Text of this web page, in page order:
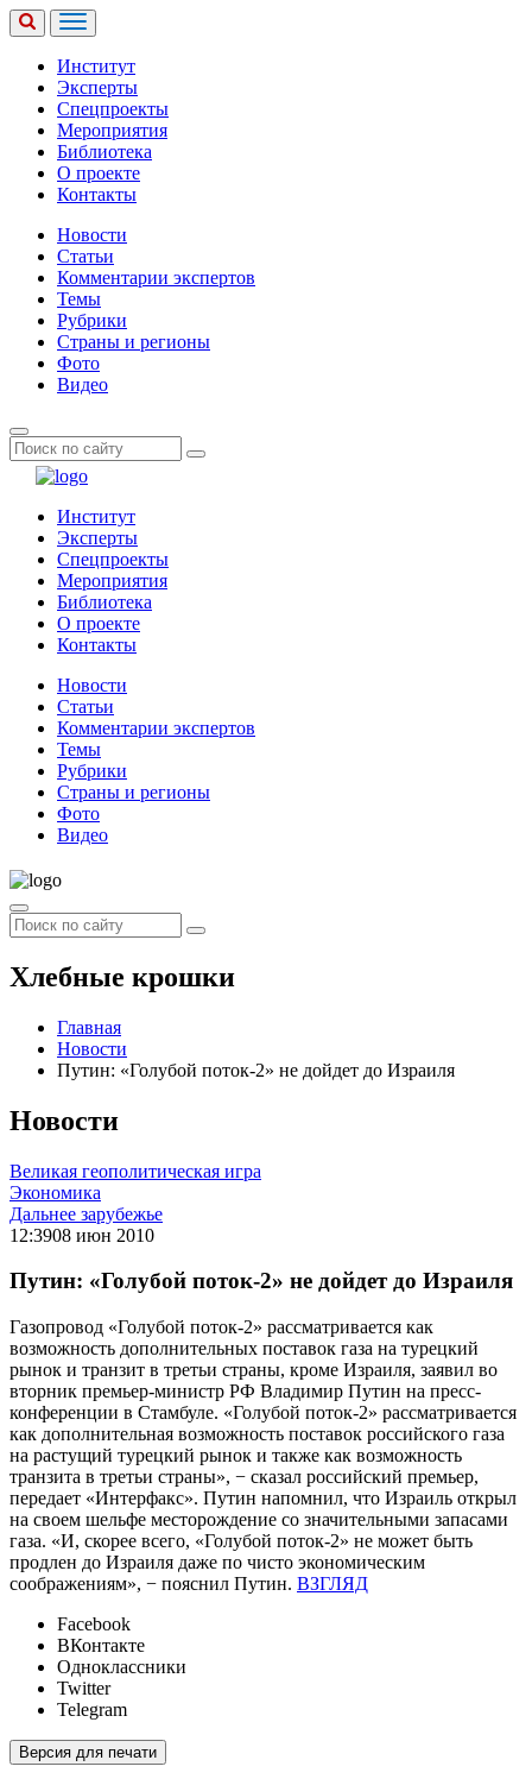
Институт
Эксперты
Спецпроекты
Мероприятия
Библиотека
О проекте
Контакты
Новости
Статьи
Комментарии экспертов
Темы
Рубрики
Страны и регионы
Фото
Видео
Институт
Эксперты
Спецпроекты
Мероприятия
Библиотека
О проекте
Контакты
Новости
Статьи
Комментарии экспертов
Темы
Рубрики
Страны и регионы
Фото
Видео
Хлебные крошки
Главная
Новости
Путин: «Голубой поток-2» не дойдет до Израиля
Новости
Великая геополитическая игра
Экономика
Дальнее зарубежье
12:3908 июн 2010
Путин: «Голубой поток-2» не дойдет до Израиля
Газопровод «Голубой поток-2» рассматривается как
возможность дополнительных поставок газа на турецкий
рынок и транзит в третьи страны, кроме Израиля, заявил во
вторник премьер-министр РФ Владимир Путин на пресс-
конференции в Стамбуле. «Голубой поток-2» рассматривается
как дополнительная возможность поставок российского газа
на растущий турецкий рынок и также как возможность
транзита в третьи страны», − сказал российский премьер,
передает «Интерфакс». Путин напомнил, что Израиль открыл
на своем шельфе месторождение со значительными запасами
газа. «И, скорее всего, «Голубой поток-2» не может быть
продлен до Израиля даже по чисто экономическим
соображениям», − пояснил Путин. ВЗГЛЯД
Facebook
ВКонтакте
Одноклассники
Twitter
Telegram
Версия для печати